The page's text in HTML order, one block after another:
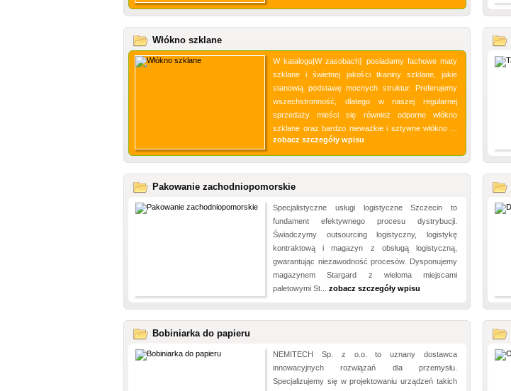
Włókno szklane
W katalogu|W zasobach} posiadamy fachowe maty
szklane i świetnej jakości tkaniny szklane, jakie
stanowią podstawę mocnych struktur. Preferujemy
wszechstronność, dlatego w naszej regularnej
sprzedaży mieści się również odporne włókno
szklane oraz bardzo nieważkie i sztywne włókno ...
zobacz szczegóły wpisu
Pakowanie zachodniopomorskie
Specjalistyczne usługi logistyczne Szczecin to
fundament efektywnego procesu dystrybucji.
Świadczymy outsourcing logistyczny, logistykę
kontraktową i magazyn z obsługą logistyczną,
gwarantując niezawodność procesów. Dysponujemy
magazynem Stargard z wieloma miejscami
paletowymi St... zobacz szczegóły wpisu
Bobiniarka do papieru
NEMITECH Sp. z o.o. to uznany dostawca
innowacyjnych rozwiązań dla przemysłu.
Specjalizujemy się w projektowaniu urządzeń takich